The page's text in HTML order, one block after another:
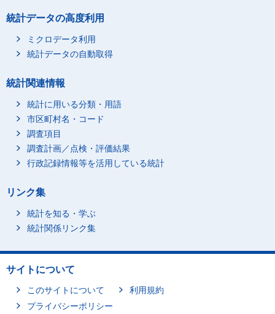
統計データの高度利用
ミクロデータ利用
統計データの自動取得
統計関連情報
統計に用いる分類・用語
市区町村名・コード
調査項目
調査計画／点検・評価結果
行政記録情報等を活用している統計
リンク集
統計を知る・学ぶ
統計関係リンク集
サイトについて
このサイトについて
利用規約
プライバシーポリシー